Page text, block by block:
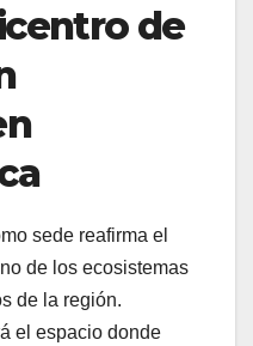
de
sede reafirma el
de los ecosistemas
de la región.
el espacio donde